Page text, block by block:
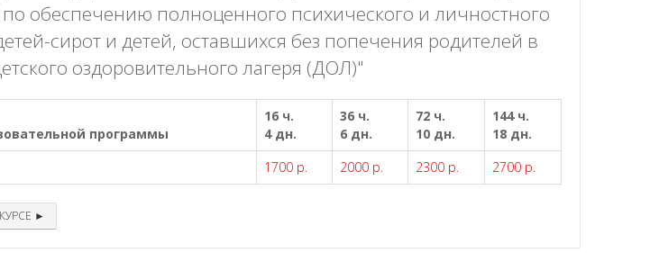
по обеспечению полноценного психического и личностного
сирот и детей, оставшихся без попечения родителей в
оздоровительного лагеря (ДОЛ)"
программы
16 ч.
4 дн.
36 ч.
6 дн.
72 ч.
10 дн.
144 ч.
18 дн.
1700 р. 2000 р. 2300 р. 2700 р.
►